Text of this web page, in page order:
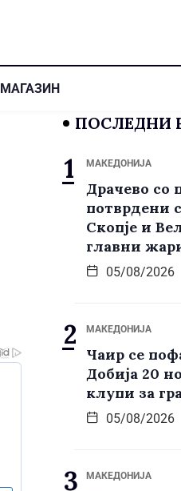
МАГАЗИН
ПОСЛЕДНИ
МАКЕДОНИЈА
Драчево со
потврдени
Скопје и
главни
05/08/2026
МАКЕДОНИЈА
Чаир се
Добија 20
клупи за
05/08/2026
МАКЕДОНИЈА